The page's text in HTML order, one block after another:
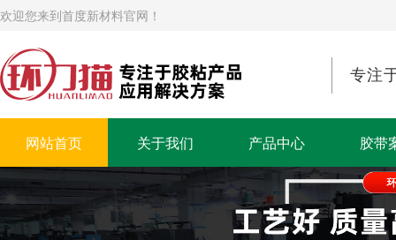
欢迎您来到首度新材料官网！
专注
网站首页 关于我们 产品中心 胶带